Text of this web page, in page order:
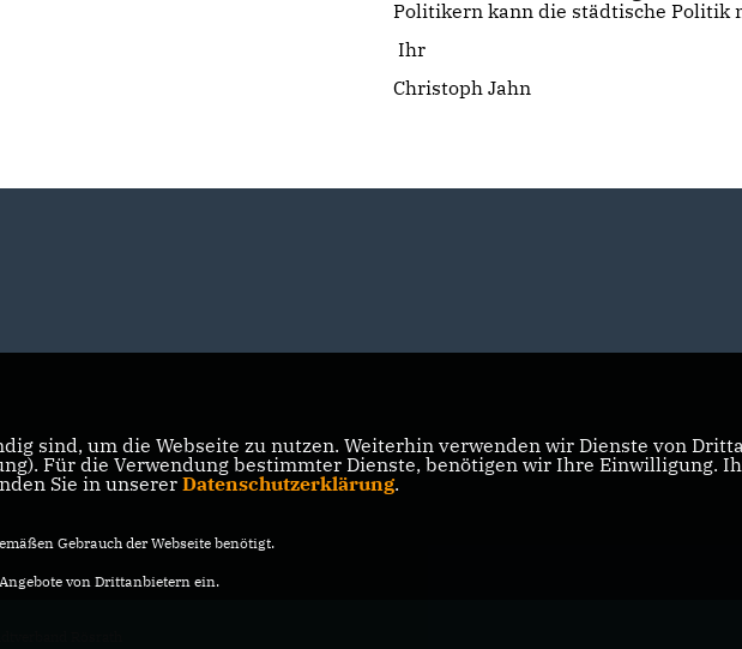
Politikern kann die städtische Politik
Ihr
Christoph Jahn
Rösrath
sind, um die Webseite zu nutzen. Weiterhin verwenden wir Dienste von
Für die Verwendung bestimmter Dienste, benötigen wir Ihre Einwilligung.
Sie in unserer Datenschutzerklärung.
Gebrauch der Webseite benötigt.
von Drittanbietern ein.